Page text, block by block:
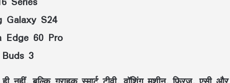
Galaxy S24
Edge 60 Pro
3